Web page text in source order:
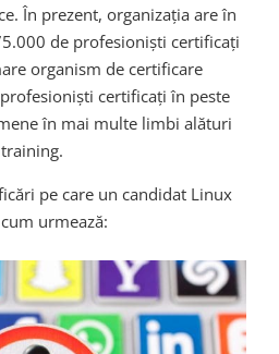
În prezent, organizația are în
de profesioniști certificați
organism de certificare
certificați în peste
în mai multe limbi alături
pe care un candidat Linux
urmează: